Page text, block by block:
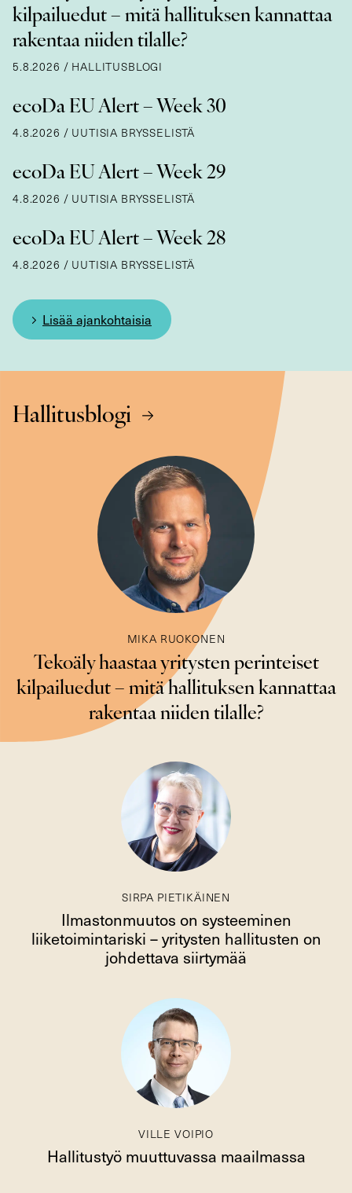
kilpailuedut – mitä hallituksen kannattaa
rakentaa niiden tilalle?
5.8.2026 / HALLITUSBLOGI
ecoDa EU Alert – Week 30
4.8.2026 / UUTISIA BRYSSELISTÄ
ecoDa EU Alert – Week 29
4.8.2026 / UUTISIA BRYSSELISTÄ
ecoDa EU Alert – Week 28
4.8.2026 / UUTISIA BRYSSELISTÄ
Lisää ajankohtaisia
Hallitusblogi
MIKA RUOKONEN
Tekoäly haastaa yritysten perinteiset
kilpailuedut – mitä hallituksen kannattaa
rakentaa niiden tilalle?
SIRPA PIETIKÄINEN
Ilmastonmuutos on systeeminen
liiketoimintariski – yritysten hallitusten on
johdettava siirtymää
VILLE VOIPIO
Hallitustyö muuttuvassa maailmassa